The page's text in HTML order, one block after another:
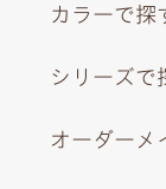
カラーで探
シリーズで
オーダーメ